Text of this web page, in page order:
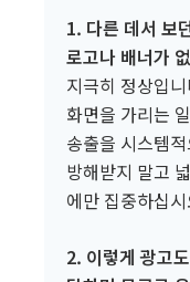
1. 다른 데서 보
로고나 배너가
지극히 정상입
화면을 가리는
송출을 시스템
방해받지 말고
에만 집중하십
2. 이렇게 광고